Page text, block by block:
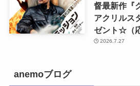
督最新作『
アクリルス
ゼント☆（
2026.7.27
anemoブログ